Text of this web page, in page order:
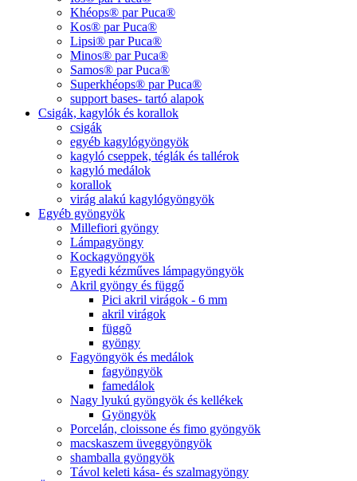
Khéops® par Puca®
Kos® par Puca®
Lipsi® par Puca®
Minos® par Puca®
Samos® par Puca®
Superkhéops® par Puca®
support bases- tartó alapok
Csigák, kagylók és korallok
csigák
egyéb kagylógyöngyök
kagyló cseppek, téglák és tallérok
kagyló medálok
korallok
virág alakú kagylógyöngyök
Egyéb gyöngyök
Millefiori gyöngy
Lámpagyöngy
Kockagyöngyök
Egyedi kézműves lámpagyöngyök
Akril gyöngy és függő
Pici akril virágok - 6 mm
akril virágok
függõ
gyöngy
Fagyöngyök és medálok
fagyöngyök
famedálok
Nagy lyukú gyöngyök és kellékek
Gyöngyök
Porcelán, cloissone és fimo gyöngyök
macskaszem üveggyöngyök
shamballa gyöngyök
Távol keleti kása- és szalmagyöngy